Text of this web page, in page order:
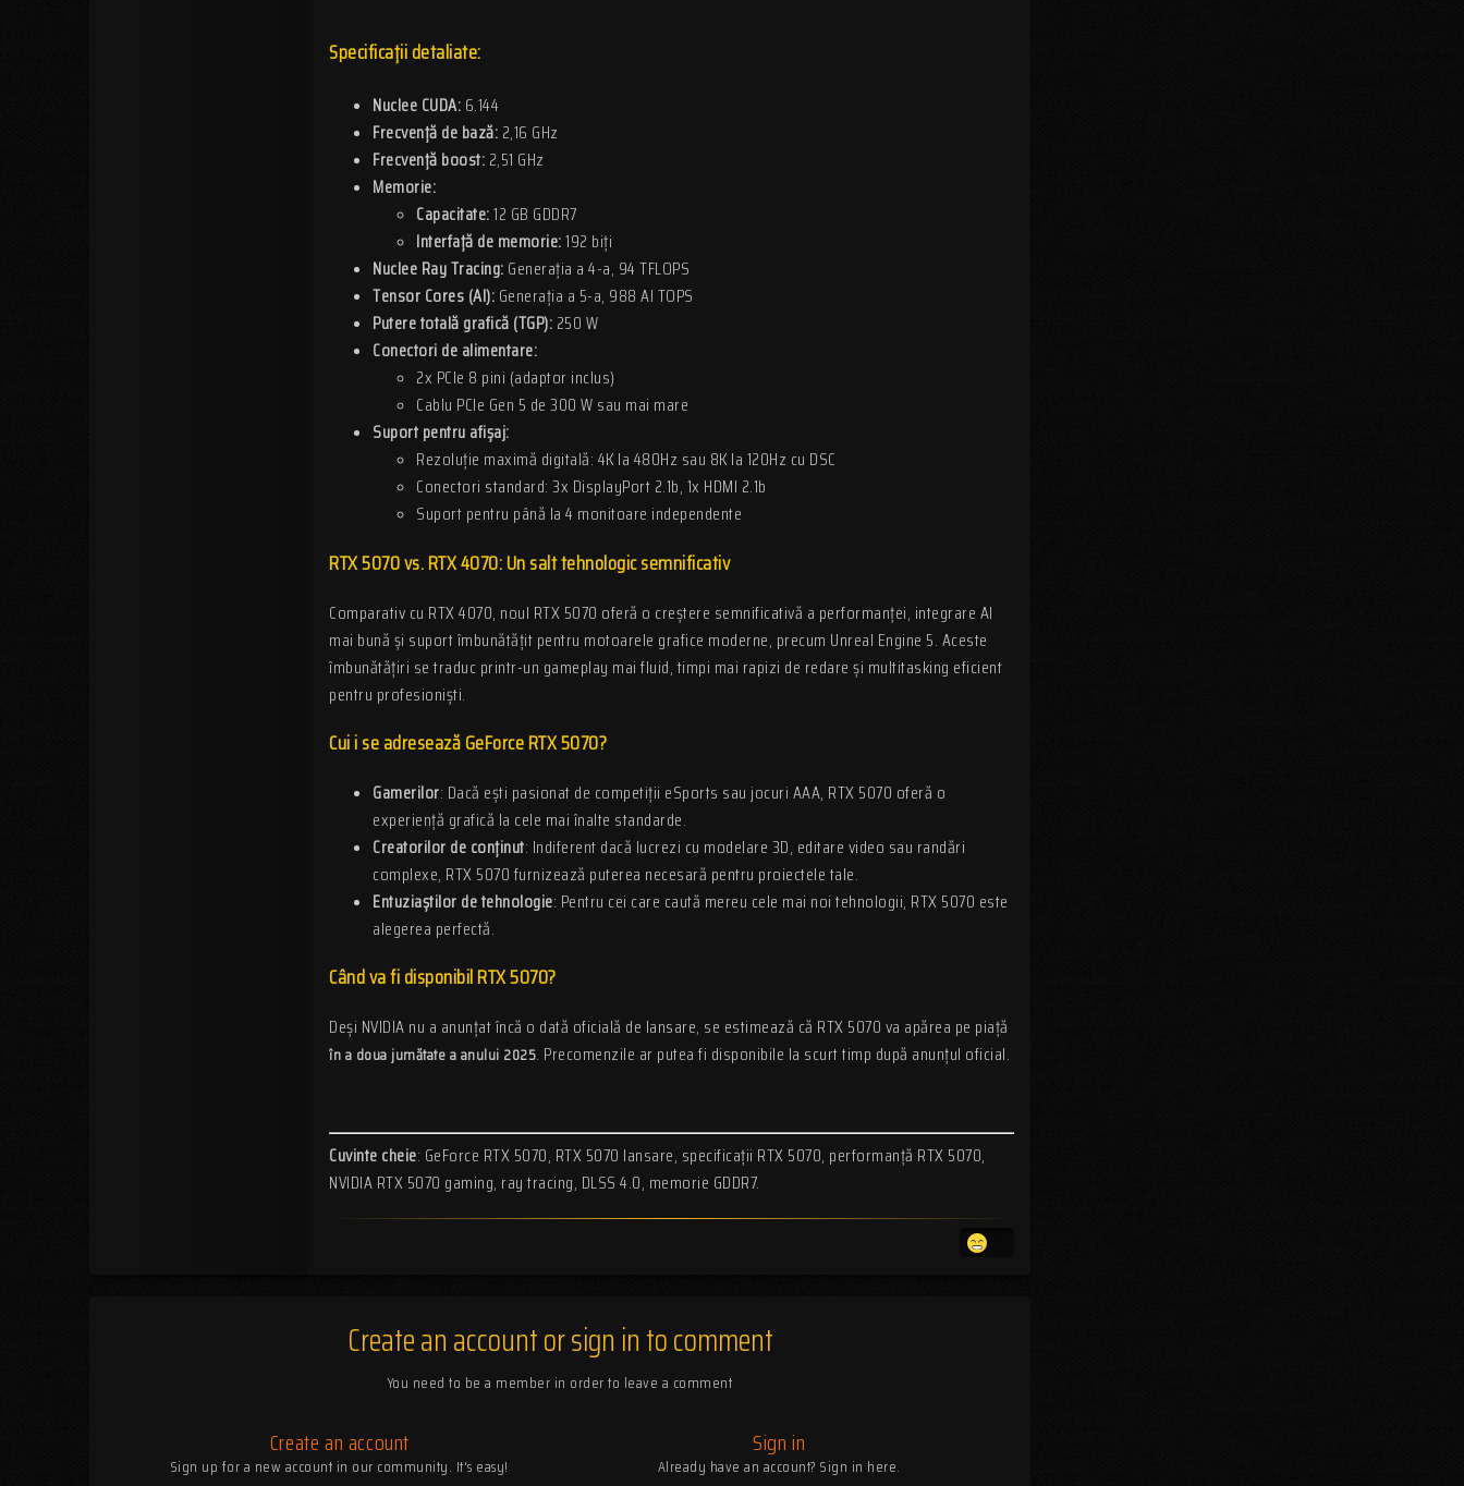
Specificații detaliate:
Nuclee CUDA: 6.144
Frecvență de bază: 2,16 GHz
Frecvență boost: 2,51 GHz
Memorie:
Capacitate:12 GB GDDR7
Interfață de memorie:192 biți
Nuclee Ray Tracing: Generația a 4-a, 94 TFLOPS
Tensor Cores (AI): Generația a 5-a, 988 AI TOPS
Putere totală grafică (TGP): 250 W
Conectori de alimentare:
2x PCIe 8 pini (adaptor inclus)
Cablu PCIe Gen 5 de 300 W sau mai mare
Suport pentru afișaj:
Rezoluție maximă digitală: 4K la 480Hz sau 8K la 120Hz cu DSC
Conectori standard: 3x DisplayPort 2.1b, 1x HDMI 2.1b
Suport pentru până la 4 monitoare independente
RTX 5070 vs. RTX 4070: Un salt tehnologic semnificativ
Comparativ cu RTX 4070, noul RTX 5070 oferă o creștere semnificativă a performanței, integrare AI
mai bună și suport îmbunătățit pentru motoarele grafice moderne, precum Unreal Engine 5. Aceste
îmbunătățiri se traduc printr-un gameplay mai fluid, timpi mai rapizi de redare și multitasking eficient
pentru profesioniști.
Cui i se adresează GeForce RTX 5070?
Gamerilor: Dacă ești pasionat de competiții eSports sau jocuri AAA, RTX 5070 oferă o
experiență grafică la cele mai înalte standarde.
Creatorilor de conținut: Indiferent dacă lucrezi cu modelare 3D, editare video sau randări
complexe, RTX 5070 furnizează puterea necesară pentru proiectele tale.
Entuziaștilor de tehnologie: Pentru cei care caută mereu cele mai noi tehnologii, RTX 5070 este
alegerea perfectă.
Când va fi disponibil RTX 5070?
Deși NVIDIA nu a anunțat încă o dată oficială de lansare, se estimează că RTX 5070 va apărea pe piață
în a doua jumătate a anului 2025. Precomenzile ar putea fi disponibile la scurt timp după anunțul oficial.
Cuvinte cheie: GeForce RTX 5070, RTX 5070 lansare, specificații RTX 5070, performanță RTX 5070,
NVIDIA RTX 5070 gaming, ray tracing, DLSS 4.0, memorie GDDR7.
Create an account or sign in to comment
You need to be a member in order to leave a comment
Create an account
Sign up for a new account in our community. It's easy!
Sign in
Already have an account? Sign in here.